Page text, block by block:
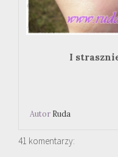
I
Autor Ruda
41 komentarzy: